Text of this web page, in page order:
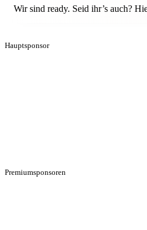
Wir sind ready. Seid ihr’s auch?
Hauptsponsor
Premiumsponsoren